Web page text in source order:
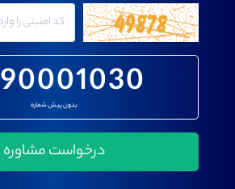
90001030
بدون پیش شماره